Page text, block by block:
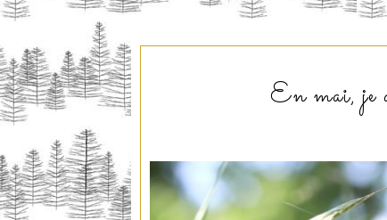
En mai, je